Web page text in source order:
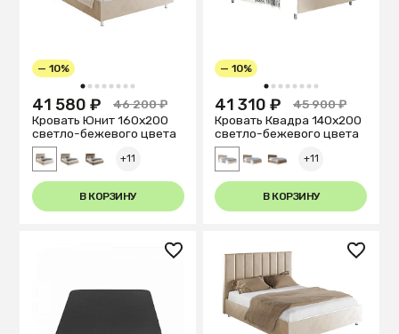
1 2 3 4 5 6 7 8
— 10%
41 580 ₽
46 200 ₽
Кровать Юнит 160х200
светло-бежевого цвета
+11
В КОРЗИНУ
1 2 3 4 5 6 7 8
— 10%
41 310 ₽
45 900 ₽
Кровать Квадра 140х200
светло-бежевого цвета
+11
В КОРЗИНУ